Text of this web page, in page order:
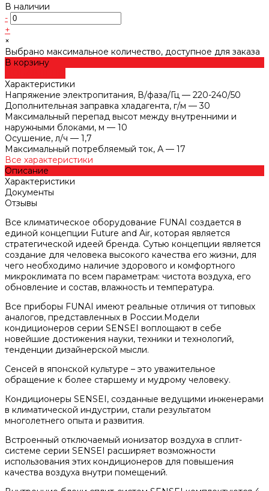
В наличии
-
+
×
Выбрано максимальное количество, доступное для заказа
В корзину
Характеристики
Напряжение электропитания, В/фаза/Гц — 220-240/50
Дополнительная заправка хладагента, г/м — 30
Максимальный перепад высот между внутренними и
наружными блоками, м — 10
Осушение, л/ч — 1,7
Максимальный потребляемый ток, А — 17
Все характеристики
Описание
Характеристики
Документы
Отзывы
Все климатическое оборудование FUNAI создается в
единой концепции Future and Air, которая является
стратегической идеей бренда. Сутью концепции является
создание для человека высокого качества его жизни, для
чего необходимо наличие здорового и комфортного
микроклимата по всем параметрам: чистота воздуха, его
обновление и состав, влажность и температура.
Все приборы FUNAI имеют реальные отличия от типовых
аналогов, представленных в России.Модели
кондиционеров серии SENSEI воплощают в себе
новейшие достижения науки, техники и технологий,
тенденции дизайнерской мысли.
Сенсей в японской культуре – это уважительное
обращение к более старшему и мудрому человеку.
Кондиционеры SENSEI, созданные ведущими инженерами
в климатической индустрии, стали результатом
многолетнего опыта и развития.
Встроенный отключаемый ионизатор воздуха в сплит-
системе серии SENSEI расширяет возможности
использования этих кондиционеров для повышения
качества воздуха внутри помещений.